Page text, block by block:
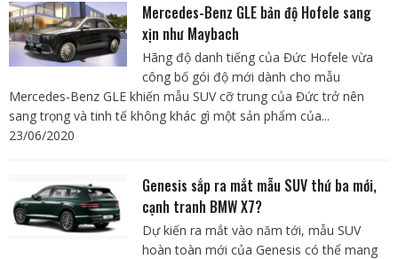
Mercedes-Benz GLE bản độ Hofele sang
xịn như Maybach
Hãng độ danh tiếng của Đức Hofele vừa
công bố gói độ mới dành cho mẫu
Mercedes-Benz GLE khiến mẫu SUV cỡ trung của Đức trở nên
sang trọng và tinh tế không khác gì một sản phẩm của...
23/06/2020
Genesis sắp ra mắt mẫu SUV thứ ba mới,
cạnh tranh BMW X7?
Dự kiến ra mắt vào năm tới, mẫu SUV
hoàn toàn mới của Genesis có thể mang